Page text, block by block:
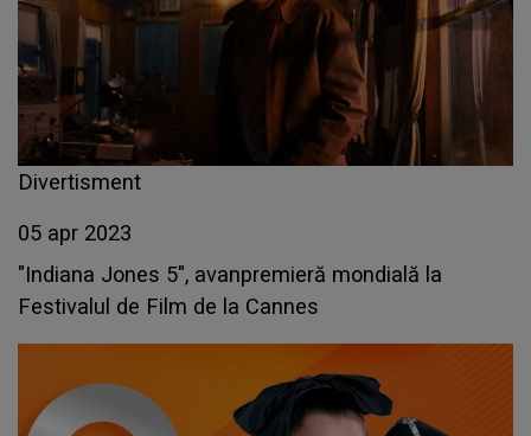
Divertisment
05 apr 2023
"Indiana Jones 5", avanpremieră mondială la
Festivalul de Film de la Cannes